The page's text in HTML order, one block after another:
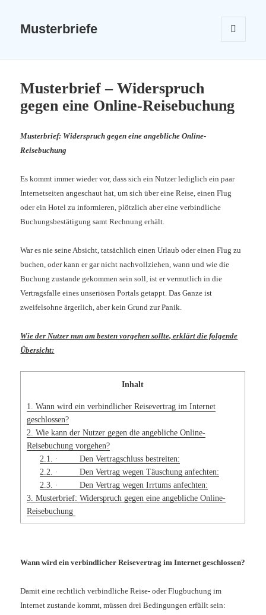
Musterbriefe
WIDGETS
Musterbrief – Widerspruch
gegen eine Online-Reisebuchung
Musterbrief: Widerspruch gegen eine angebliche Online-
Reisebuchung
Es kommt immer wieder vor, dass sich ein Nutzer lediglich ein paar
Internetseiten angeschaut hat, um sich über eine Reise, einen Flug
oder ein Hotel zu informieren, plötzlich aber eine verbindliche
Buchungsbestätigung samt Rechnung erhält.
War es nie seine Absicht, tatsächlich einen Urlaub oder einen Flug zu
buchen, oder kann er gar nicht nachvollziehen, wann und wie die
Buchung zustande gekommen sein soll, ist er vermutlich in die
Vertragsfalle eines unseriösen Portals getappt. Das Ganze ist
zweifelsohne ärgerlich, aber kein Grund zur Panik.
Wie der Nutzer nun am besten vorgehen sollte, erklärt die folgende
Übersicht:
Inhalt
1.
Wann wird ein verbindlicher Reisevertrag im Internet
geschlossen?
2. Wie kann der Nutzer gegen die angebliche Online-
Reisebuchung vorgehen?
2.1.
· Den Vertragschluss bestreiten:
2.2.
· Den Vertrag wegen Täuschung anfechten:
2.3. · Den Vertrag wegen Irrtums anfechten:
3. Musterbrief: Widerspruch gegen eine angebliche Online-
Reisebuchung
Wann wird ein verbindlicher Reisevertrag im Internet geschlossen?
Damit eine rechtlich verbindliche Reise- oder Flugbuchung im
Internet zustande kommt, müssen drei Bedingungen erfüllt sein: